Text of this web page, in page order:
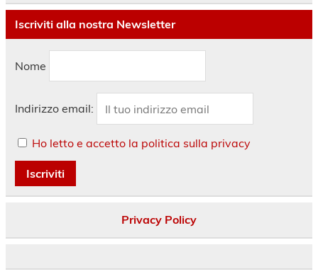
Iscriviti alla nostra Newsletter
Nome
Indirizzo email:
Ho letto e accetto la politica sulla privacy
Privacy Policy